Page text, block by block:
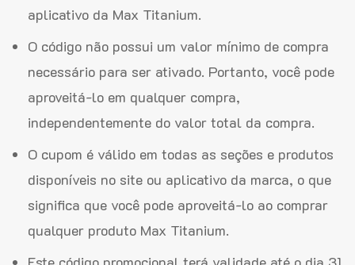
aplicativo da Max Titanium.
O código não possui um valor mínimo de compra
necessário para ser ativado. Portanto, você pode
aproveitá-lo em qualquer compra,
independentemente do valor total da compra.
O cupom é válido em todas as seções e produtos
disponíveis no site ou aplicativo da marca, o que
significa que você pode aproveitá-lo ao comprar
qualquer produto Max Titanium.